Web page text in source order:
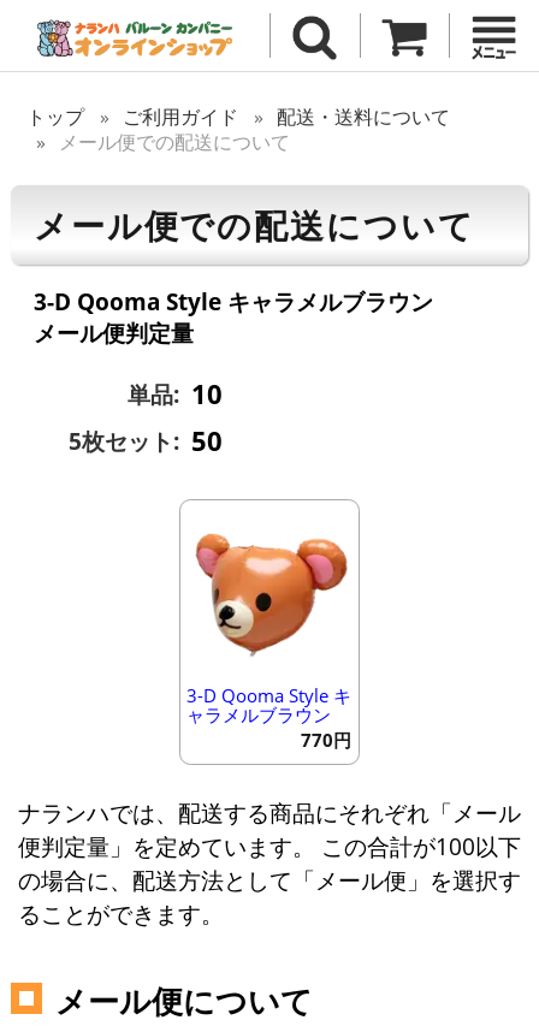
トップ ご利用ガイド
配送・送料について
メール便での配送について
メール便での配送について
3-D Qooma Style キャラメルブラウン
メール便判定量
単品: 10
5枚セット: 50
3-D Qooma Style キ
ャラメルブラウン
770円
ナランハでは、配送する商品にそれぞれ「メール
便判定量」を定めています。 この合計が100以下
の場合に、配送方法として「メール便」を選択す
ることができます。
メール便について